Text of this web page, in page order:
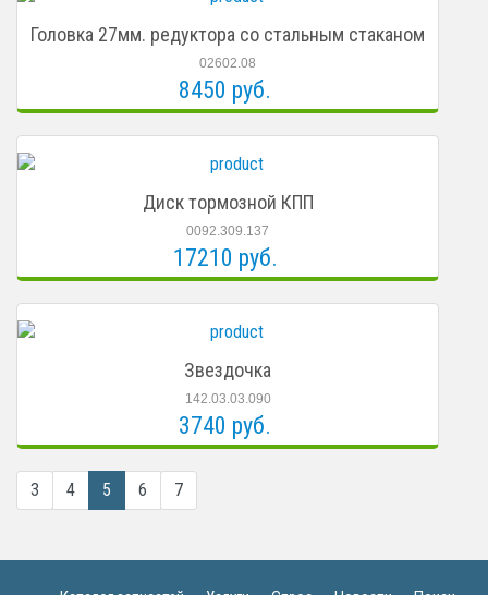
Головка 27мм. редуктора со стальным стаканом
02602.08
8450 руб.
Диск тормозной КПП
0092.309.137
17210 руб.
Звездочка
142.03.03.090
3740 руб.
3 4 5 6 7